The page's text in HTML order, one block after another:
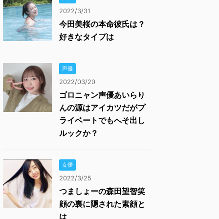
2022/3/31
今田美桜の本命彼氏は？
好きなタイプは
声優
2022/03/20
ゴロニャン声優あいらり
んの源はアイカツだがプ
ライベートでもへそ出し
ルックか？
女優
2022/3/25
つましょーの森田望智笑
顔の裏に隠された素顔と
は